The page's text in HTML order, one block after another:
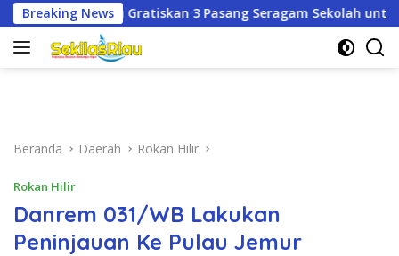
Langsung
ke
konten
Breaking News
3 Pasang Seragam Sekolah untuk Murid Baru SD dan SMP
Beranda Daerah Rokan Hilir
Rokan Hilir
Danrem 031/WB Lakukan
Peninjauan Ke Pulau Jemur